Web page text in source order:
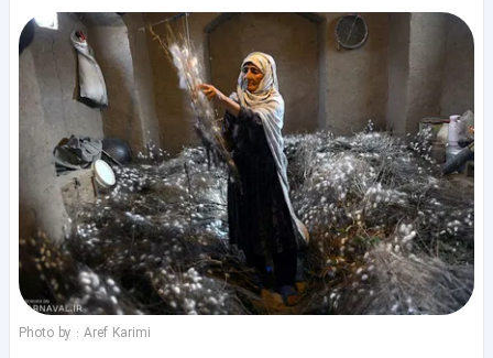
Photo by : Aref Karimi